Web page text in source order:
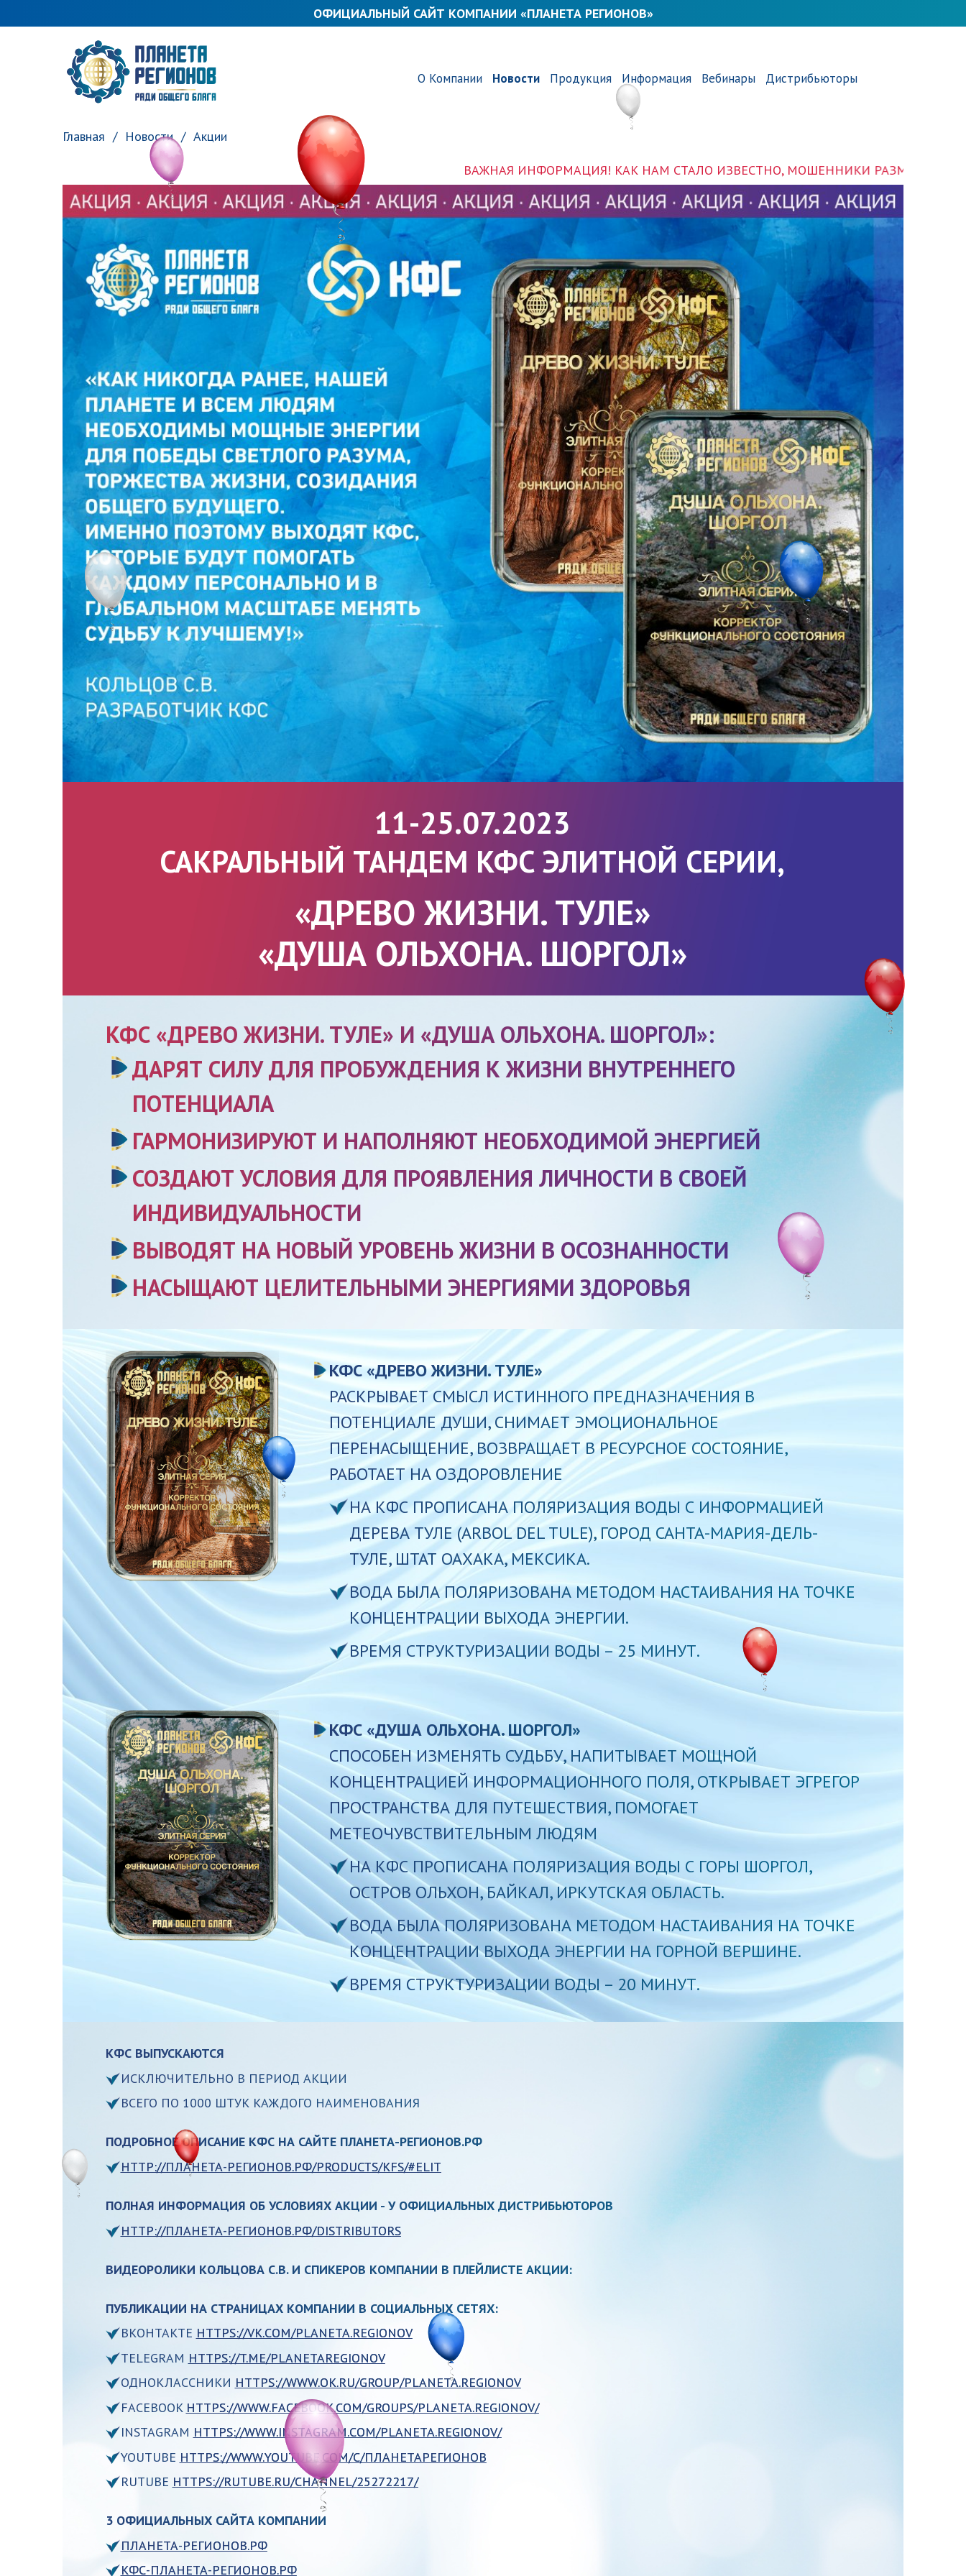
ОФИЦИАЛЬНЫЙ САЙТ КОМПАНИИ «ПЛАНЕТА РЕГИОНОВ»
ПЛАНЕТА РЕГИОНОВ О Компании Новости Продукция Информация Вебинары Дистрибьюторы
Главная Новости Акции
ВАЖНАЯ ИНФОРМАЦИЯ! КАК НАМ СТАЛО ИЗВЕСТНО, МОШЕННИКИ РАЗМЕСТИЛИ РЕКВИЗИТЫ ООО «ПЛАНЕТА
11-25.07.2023
САКРАЛЬНЫЙ ТАНДЕМ КФС ЭЛИТНОЙ СЕРИИ,
«ДРЕВО ЖИЗНИ. ТУЛЕ»
«ДУША ОЛЬХОНА. ШОРГОЛ»
КФС «ДРЕВО ЖИЗНИ. ТУЛЕ» И «ДУША ОЛЬХОНА. ШОРГОЛ»:
ДАРЯТ СИЛУ ДЛЯ ПРОБУЖДЕНИЯ К ЖИЗНИ ВНУТРЕННЕГО
ПОТЕНЦИАЛА
ГАРМОНИЗИРУЮТ И НАПОЛНЯЮТ НЕОБХОДИМОЙ ЭНЕРГИЕЙ
СОЗДАЮТ УСЛОВИЯ ДЛЯ ПРОЯВЛЕНИЯ ЛИЧНОСТИ В СВОЕЙ
ИНДИВИДУАЛЬНОСТИ
ВЫВОДЯТ НА НОВЫЙ УРОВЕНЬ ЖИЗНИ В ОСОЗНАННОСТИ
НАСЫЩАЮТ ЦЕЛИТЕЛЬНЫМИ ЭНЕРГИЯМИ ЗДОРОВЬЯ
КФС «ДРЕВО ЖИЗНИ. ТУЛЕ»
РАСКРЫВАЕТ СМЫСЛ ИСТИННОГО ПРЕДНАЗНАЧЕНИЯ В
ПОТЕНЦИАЛЕ ДУШИ, СНИМАЕТ ЭМОЦИОНАЛЬНОЕ
ПЕРЕНАСЫЩЕНИЕ, ВОЗВРАЩАЕТ В РЕСУРСНОЕ СОСТОЯНИЕ,
РАБОТАЕТ НА ОЗДОРОВЛЕНИЕ
НА КФС ПРОПИСАНА ПОЛЯРИЗАЦИЯ ВОДЫ С ИНФОРМАЦИЕЙ
ДЕРЕВА ТУЛЕ (ARBOL DEL TULE), ГОРОД САНТА-МАРИЯ-ДЕЛЬ-
ТУЛЕ, ШТАТ ОАХАКА, МЕКСИКА.
ВОДА БЫЛА ПОЛЯРИЗОВАНА МЕТОДОМ НАСТАИВАНИЯ НА ТОЧКЕ
КОНЦЕНТРАЦИИ ВЫХОДА ЭНЕРГИИ.
ВРЕМЯ СТРУКТУРИЗАЦИИ ВОДЫ – 25 МИНУТ.
КФС «ДУША ОЛЬХОНА. ШОРГОЛ»
СПОСОБЕН ИЗМЕНЯТЬ СУДЬБУ, НАПИТЫВАЕТ МОЩНОЙ
КОНЦЕНТРАЦИЕЙ ИНФОРМАЦИОННОГО ПОЛЯ, ОТКРЫВАЕТ ЭГРЕГОР
ПРОСТРАНСТВА ДЛЯ ПУТЕШЕСТВИЯ, ПОМОГАЕТ
МЕТЕОЧУВСТВИТЕЛЬНЫМ ЛЮДЯМ
НА КФС ПРОПИСАНА ПОЛЯРИЗАЦИЯ ВОДЫ С ГОРЫ ШОРГОЛ,
ОСТРОВ ОЛЬХОН, БАЙКАЛ, ИРКУТСКАЯ ОБЛАСТЬ.
ВОДА БЫЛА ПОЛЯРИЗОВАНА МЕТОДОМ НАСТАИВАНИЯ НА ТОЧКЕ
КОНЦЕНТРАЦИИ ВЫХОДА ЭНЕРГИИ НА ГОРНОЙ ВЕРШИНЕ.
ВРЕМЯ СТРУКТУРИЗАЦИИ ВОДЫ – 20 МИНУТ.
КФС ВЫПУСКАЮТСЯ
ИСКЛЮЧИТЕЛЬНО В ПЕРИОД АКЦИИ
ВСЕГО ПО 1000 ШТУК КАЖДОГО НАИМЕНОВАНИЯ
ПОДРОБНОЕ ОПИСАНИЕ КФС НА САЙТЕ ПЛАНЕТА-РЕГИОНОВ.РФ
HTTP://ПЛАНЕТА-РЕГИОНОВ.РФ/PRODUCTS/KFS/#ELIT
ПОЛНАЯ ИНФОРМАЦИЯ ОБ УСЛОВИЯХ АКЦИИ - У ОФИЦИАЛЬНЫХ ДИСТРИБЬЮТОРОВ
HTTP://ПЛАНЕТА-РЕГИОНОВ.РФ/DISTRIBUTORS
ВИДЕОРОЛИКИ КОЛЬЦОВА С.В. И СПИКЕРОВ КОМПАНИИ В ПЛЕЙЛИСТЕ АКЦИИ:
ПУБЛИКАЦИИ НА СТРАНИЦАХ КОМПАНИИ В СОЦИАЛЬНЫХ СЕТЯХ:
ВКОНТАКТЕ HTTPS://VK.COM/PLANETA.REGIONOV
TELEGRAM HTTPS://T.ME/PLANETAREGIONOV
ОДНОКЛАССНИКИ HTTPS://WWW.OK.RU/GROUP/PLANETA.REGIONOV
FACEBOOK HTTPS://WWW.FACEBOOK.COM/GROUPS/PLANETA.REGIONOV/
INSTAGRAM HTTPS://WWW.INSTAGRAM.COM/PLANETA.REGIONOV/
YOUTUBE HTTPS://WWW.YOUTUBE.COM/C/ПЛАНЕТАРЕГИОНОВ
RUTUBE HTTPS://RUTUBE.RU/CHANNEL/25272217/
3 ОФИЦИАЛЬНЫХ САЙТА КОМПАНИИ
ПЛАНЕТА-РЕГИОНОВ.РФ
КФС-ПЛАНЕТА-РЕГИОНОВ.РФ